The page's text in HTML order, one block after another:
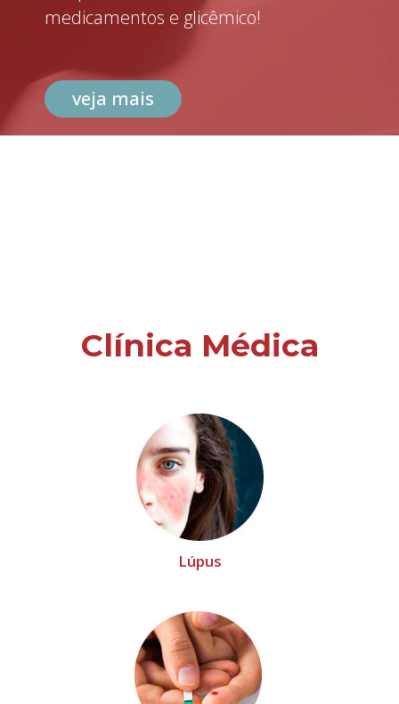
medicamentos e glicêmico!
veja mais
Clínica Médica
Lúpus